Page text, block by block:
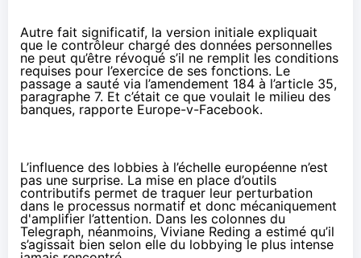
Autre fait significatif, la version initiale expliquait
que le contrôleur chargé des données personnelles
ne peut qu’être révoqué s’il ne remplit les conditions
requises pour l’exercice de ses fonctions. Le
passage a sauté via l’amendement 184 à l’article 35,
paragraphe 7. Et c’était ce que voulait le milieu des
banques, rapporte Europe-v-Facebook.
L’influence des lobbies à l’échelle européenne n’est
pas une surprise. La mise en place d’outils
contributifs permet de traquer leur perturbation
dans le processus normatif et donc mécaniquement
d'amplifier l’attention. Dans les colonnes du
Telegraph, néanmoins, Viviane Reding a estimé qu’il
s’agissait bien selon elle du lobbying le plus intense